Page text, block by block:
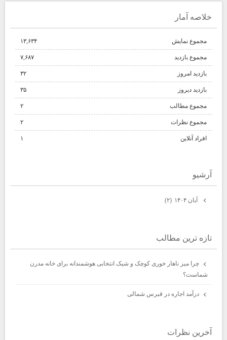
خلاصه آمار
مجموع نمایش‌ ۱۳,۶۳۴
مجموع بازدید ۷,۶۸۷
بازدید امروز ۳۲
بازدید دیروز ۳۵
مجموع مطالب ۲
مجموع نظرات ۲
افراد آنلاین ۱
آرشيو
آبان ۱۴۰۴ (۲)
تازه ترين مطالب
چرا میز ناهار خوری کوچک و شیک انتخابی هوشمندانه برای خانه مدرن
شماست؟
درآمد اجاره در قبرس شمالی
آخرين نظرات